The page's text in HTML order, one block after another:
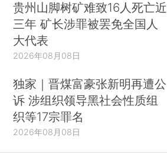
贵州山脚树矿难致16人死亡近
三年 矿长涉罪被罢免全国人
大代表
2026年08月08日
独家｜晋煤富豪张新明再遭公
诉 涉组织领导黑社会性质组
织等17宗罪名
2026年08月08日